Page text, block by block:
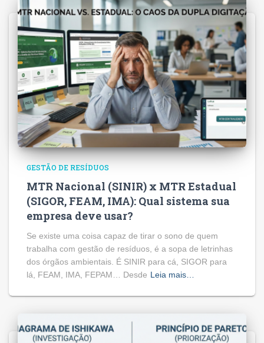
GESTÃO DE RESÍDUOS
MTR Nacional (SINIR) x MTR Estadual
(SIGOR, FEAM, IMA): Qual sistema sua
empresa deve usar?
Se existe uma coisa capaz de tirar o sono de quem
trabalha com gestão de resíduos, é a sopa de letrinhas
dos órgãos ambientais. É SINIR para cá, SIGOR para
lá, FEAM, IMA, FEPAM… Desde Leia mais…